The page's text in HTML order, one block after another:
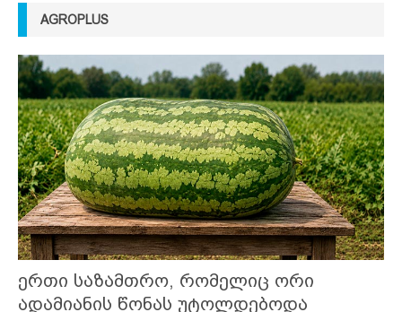
AGROPLUS
ერთი საზამთრო, რომელიც ორი
ადამიანის წონას უტოლდებოდა